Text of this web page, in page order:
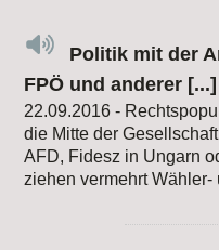
Politik mit der
FPÖ und anderer [...]
22.09.2016 -
die Mitte der
AFD, Fidesz in Ungarn
ziehen vermehrt Wähler-